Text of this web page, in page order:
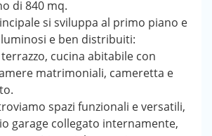
di 840 mq.
si sviluppa al primo piano e
e ben distribuiti:
cucina abitabile con
matrimoniali, cameretta e
spazi funzionali e versatili,
garage collegato internamente,